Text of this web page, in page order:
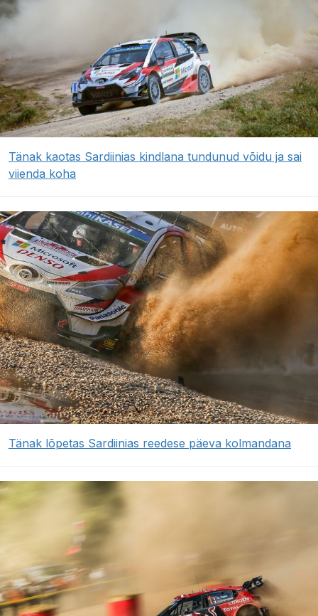
Tänak kaotas Sardiinias kindlana tundunud võidu ja sai
viienda koha
Tänak lõpetas Sardiinias reedese päeva kolmandana